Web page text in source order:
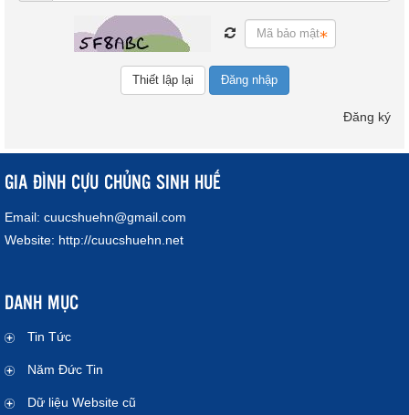
Đăng nhập
Đăng ký
GIA ĐÌNH CỰU CHỦNG SINH HUẾ
Email: cuucshuehn@gmail.com
Website: http://cuucshuehn.net
DANH MỤC
Tin Tức
Năm Đức Tin
Dữ liệu Website cũ